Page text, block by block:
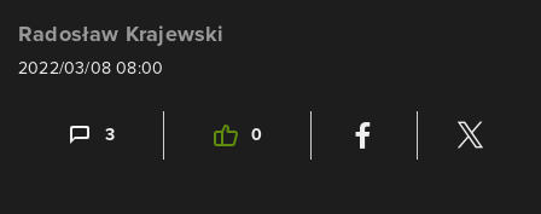
Radosław Krajewski
2022/03/08 08:00
3 0